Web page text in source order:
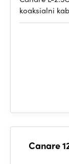
koaksialni
Canare